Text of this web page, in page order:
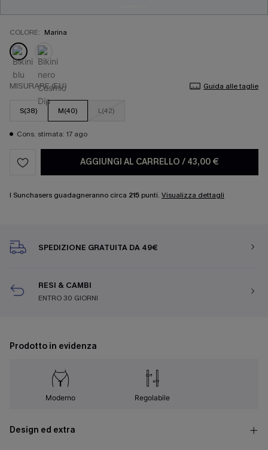
COLORE: Marina
MISURARE (EU) Guida alle taglie
S(38) M(40) L(42)
Cons. stimata: 17 ago
AGGIUNGI AL CARRELLO / 43,00 €
I Sunchasers guadagneranno circa 215 punti. Visualizza dettagli
SPEDIZIONE GRATUITA DA 49€
RESI & CAMBI
ENTRO 30 GIORNI
Prodotto in evidenza
Moderno Regolabile
Design ed extra